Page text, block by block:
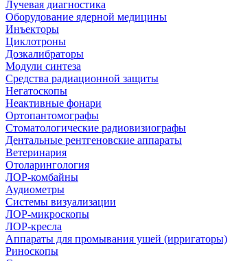
Лучевая диагностика
Оборудование ядерной медицины
Инъекторы
Циклотроны
Дозкалибраторы
Модули синтеза
Средства радиационной защиты
Негатоскопы
Неактивные фонари
Ортопантомографы
Стоматологические радиовизиографы
Дентальные рентгеновские аппараты
Ветеринария
Отоларингология
ЛОР-комбайны
Аудиометры
Системы визуализации
ЛОР-микроскопы
ЛОР-кресла
Аппараты для промывания ушей (ирригаторы)
Риноскопы